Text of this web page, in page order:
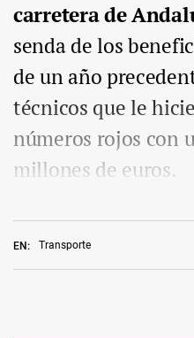
EN: Transporte
carretera de
senda de los
de un año
técnicos que le
números rojos con
millones de euros.